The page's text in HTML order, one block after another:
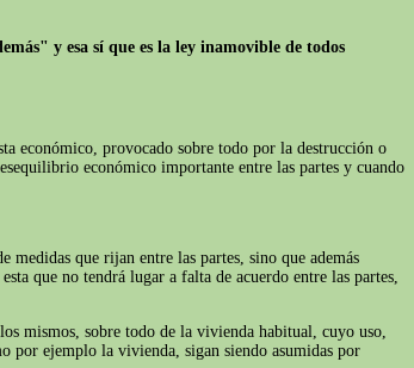
y esa sí que es la ley inamovible de todos
económico, provocado sobre todo por la destrucción o
económico importante entre las partes y cuando
que rijan entre las partes, sino que además
que no tendrá lugar a falta de acuerdo entre las partes,
mismos, sobre todo de la vivienda habitual, cuyo uso,
por ejemplo la vivienda, sigan siendo asumidas por